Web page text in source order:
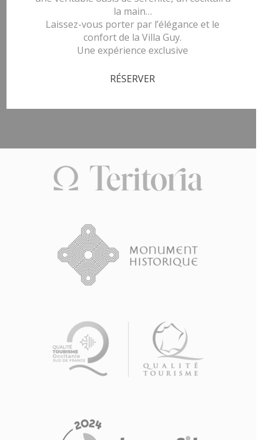
Nous suivre
Restez connecté à la Villa Guy - Spa - Teritoria
la main…
Laissez-vous porter par l’élégance et le
confort de la Villa Guy.
Une expérience exclusive
RÉSERVER